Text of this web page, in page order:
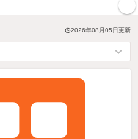
2026年08月05日更新